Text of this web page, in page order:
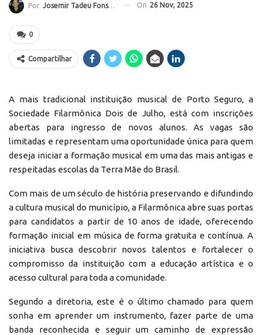
Por Josemir Tadeu Fonseca On 26 Nov, 2025
0
Compartilhar
A mais tradicional instituição musical de Porto Seguro, a
Sociedade Filarmônica Dois de Julho, está com inscrições
abertas para ingresso de novos alunos. As vagas são
limitadas e representam uma oportunidade única para quem
deseja iniciar a formação musical em uma das mais antigas e
respeitadas escolas da Terra Mãe do Brasil.
Com mais de um século de história preservando e difundindo
a cultura musical do município, a Filarmônica abre suas portas
para candidatos a partir de 10 anos de idade, oferecendo
formação inicial em música de forma gratuita e contínua. A
iniciativa busca descobrir novos talentos e fortalecer o
compromisso da instituição com a educação artística e o
acesso cultural para toda a comunidade.
Segundo a diretoria, este é o último chamado para quem
sonha em aprender um instrumento, fazer parte de uma
banda reconhecida e seguir um caminho de expressão